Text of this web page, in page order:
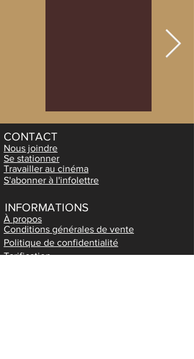
CONTACT
Nous joindre
Se stationner
Travailler au cinéma
S'abonner à l'infolettre
INFORMATIONS
À propos
Conditions générales de vente
Politique de confidentialité
Tarification